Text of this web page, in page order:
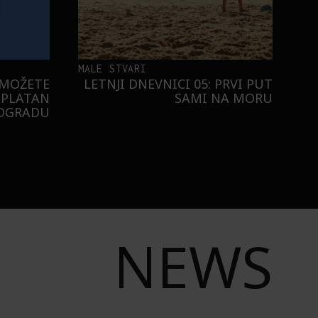
MALE STVARI
LETNJI DNEVNICI 05: PRVI PUT
SAMI NA MORU
NEWS